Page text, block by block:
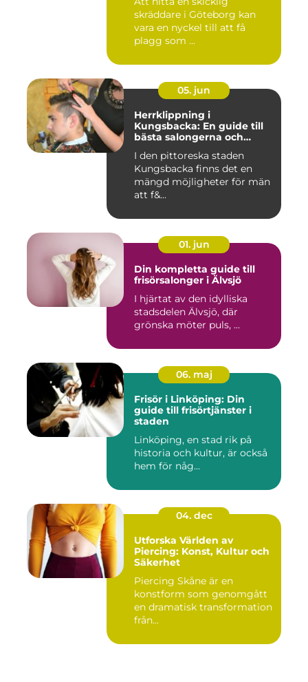
skräddare i Göteborg kan
vara en nyckel till att få
plagg som ...
05. jun
Herrklippning i
Kungsbacka: En guide till
bästa salongerna och
I den pittoreska staden
Kungsbacka finns det en
mängd möjligheter för män
att f&...
01. jun
Din kompletta guide till
frisörsalonger i Älvsjö
I hjärtat av den idylliska
stadsdelen Älvsjö, där
grönska möter puls, ...
06. maj
Frisör i Linköping: Din
guide till frisörtjänster i
staden
Linköping, en stad rik på
historia och kultur, är också
hem för någ...
04. dec
Utforska Världen av
Piercing: Konst, Kultur och
Säkerhet
Piercing Skåne är en
konstform som genomgått
en dramatisk transformation
från...